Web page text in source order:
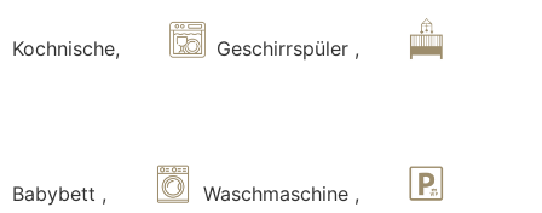
Kochnische, Geschirrspüler ,
Babybett , Waschmaschine ,